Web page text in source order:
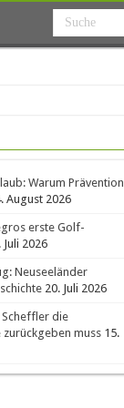
Warum Prävention
August 2026
erste Golf-
Juli 2026
Neuseeländer
20. Juli 2026
Scheffler die
muss 15.